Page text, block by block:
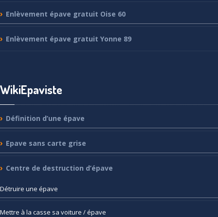
Enlèvement épave gratuit Oise 60
Enlèvement épave gratuit Yonne 89
WikiEpaviste
Définition d’une épave
Epave sans carte grise
Centre de destruction d’épave
Détruire une épave
Mettre à la casse sa voiture / épave